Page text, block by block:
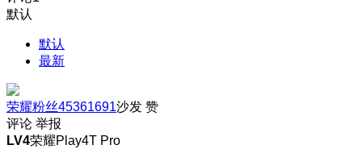
默认
默认
最新
荣耀粉丝45361691沙发 赞
评论 举报
LV4荣耀Play4T Pro